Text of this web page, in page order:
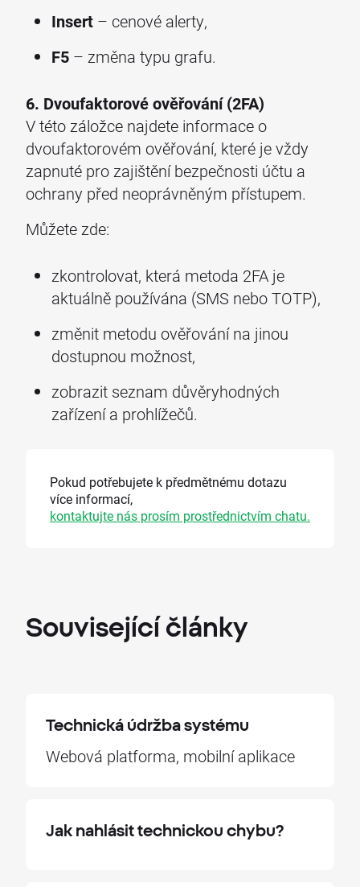
Insert – cenové alerty,
F5 – změna typu grafu.
6. Dvoufaktorové ověřování (2FA)
V této záložce najdete informace o
dvoufaktorovém ověřování, které je vždy
zapnuté pro zajištění bezpečnosti účtu a
ochrany před neoprávněným přístupem.
Můžete zde:
zkontrolovat, která metoda 2FA je
aktuálně používána (SMS nebo TOTP),
změnit metodu ověřování na jinou
dostupnou možnost,
zobrazit seznam důvěryhodných
zařízení a prohlížečů.
Pokud potřebujete k předmětnému dotazu
více informací,
kontaktujte nás prosím prostřednictvím chatu.
Související články
Technická údržba systému
Webová platforma, mobilní aplikace
Jak nahlásit technickou chybu?